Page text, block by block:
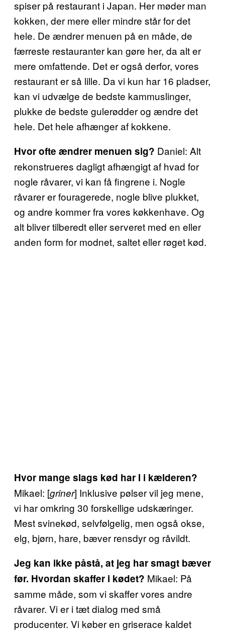
spiser på restaurant i Japan. Her møder man
kokken, der mere eller mindre står for det
hele. De ændrer menuen på en måde, de
færreste restauranter kan gøre her, da alt er
mere omfattende. Det er også derfor, vores
restaurant er så lille. Da vi kun har 16 pladser,
kan vi udvælge de bedste kammuslinger,
plukke de bedste gulerødder og ændre det
hele. Det hele afhænger af kokkene.
Hvor ofte ændrer menuen sig? Daniel: Alt
rekonstrueres dagligt afhængigt af hvad for
nogle råvarer, vi kan få fingrene i. Nogle
råvarer er fouragerede, nogle blive plukket,
og andre kommer fra vores køkkenhave. Og
alt bliver tilberedt eller serveret med en eller
anden form for modnet, saltet eller røget kød.
Hvor mange slags kød har I i kælderen?
Mikael: [griner] Inklusive pølser vil jeg mene,
vi har omkring 30 forskellige udskæringer.
Mest svinekød, selvfølgelig, men også okse,
elg, bjørn, hare, bæver rensdyr og råvildt.
Jeg kan ikke påstå, at jeg har smagt bæver
før. Hvordan skaffer i kødet? Mikael: På
samme måde, som vi skaffer vores andre
råvarer. Vi er i tæt dialog med små
producenter. Vi køber en griserace kaldet